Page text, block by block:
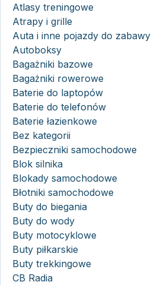
Atlasy treningowe
Atrapy i grille
Auta i inne pojazdy do zabawy
Autoboksy
Bagażniki bazowe
Bagażniki rowerowe
Baterie do laptopów
Baterie do telefonów
Baterie łazienkowe
Bez kategorii
Bezpieczniki samochodowe
Blok silnika
Blokady samochodowe
Błotniki samochodowe
Buty do biegania
Buty do wody
Buty motocyklowe
Buty piłkarskie
Buty trekkingowe
CB Radia